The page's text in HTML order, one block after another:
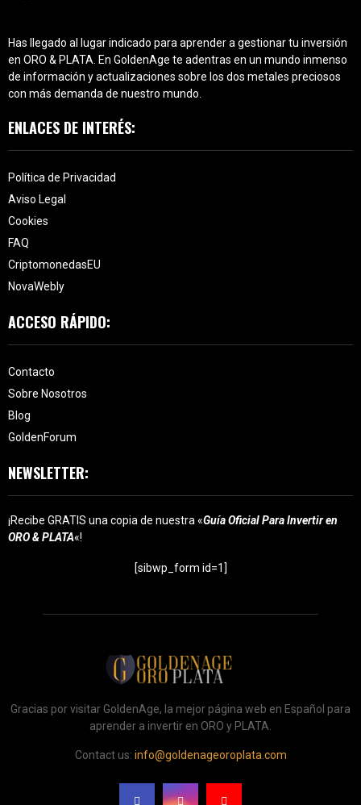
Has llegado al lugar indicado para aprender a gestionar tu inversión
en ORO & PLATA. En GoldenAge te adentras en un mundo inmenso
de información y actualizaciones sobre los dos metales preciosos
con más demanda de nuestro mundo.
ENLACES DE INTERÉS:
Política de Privacidad
Aviso Legal
Cookies
FAQ
CriptomonedasEU
NovaWebly
ACCESO RÁPIDO:
Contacto
Sobre Nosotros
Blog
GoldenForum
NEWSLETTER:
¡Recibe GRATIS una copia de nuestra «Guía Oficial Para Invertir en
ORO & PLATA«!
[sibwp_form id=1]
Gracias por visitar GoldenAge, la mejor página web en Español para
aprender a invertir en ORO y PLATA.
Contact us: info@goldenageoroplata.com